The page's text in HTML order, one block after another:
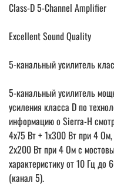
Class-D 5-Channel Amplifier
Excellent Sound Quality
5-канальный усилитель
5-канальный усилитель
усиления класса D по
информацию о Sierra-H
4x75 Вт + 1x300 Вт при 4
2x200 Вт при 4 Ом с
характеристику от 10 Гц
(канал 5).